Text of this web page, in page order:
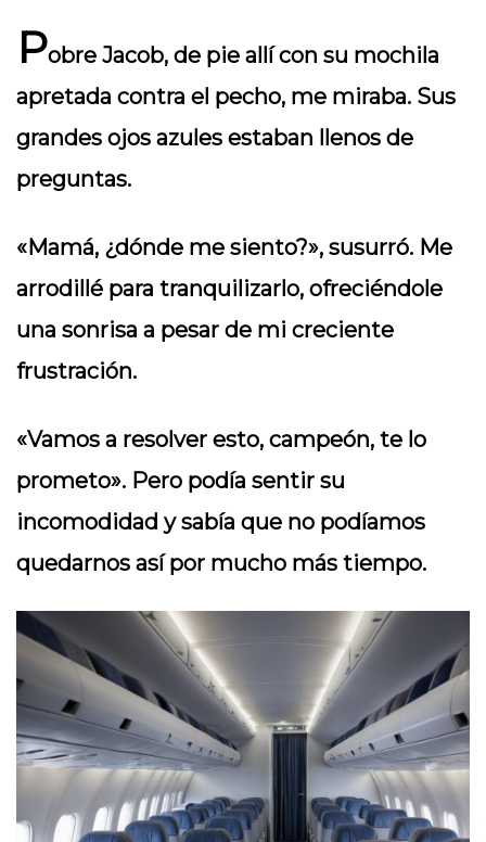
Pobre Jacob, de pie allí con su mochila
apretada contra el pecho, me miraba. Sus
grandes ojos azules estaban llenos de
preguntas.
«Mamá, ¿dónde me siento?», susurró. Me
arrodillé para tranquilizarlo, ofreciéndole
una sonrisa a pesar de mi creciente
frustración.
«Vamos a resolver esto, campeón, te lo
prometo». Pero podía sentir su
incomodidad y sabía que no podíamos
quedarnos así por mucho más tiempo.